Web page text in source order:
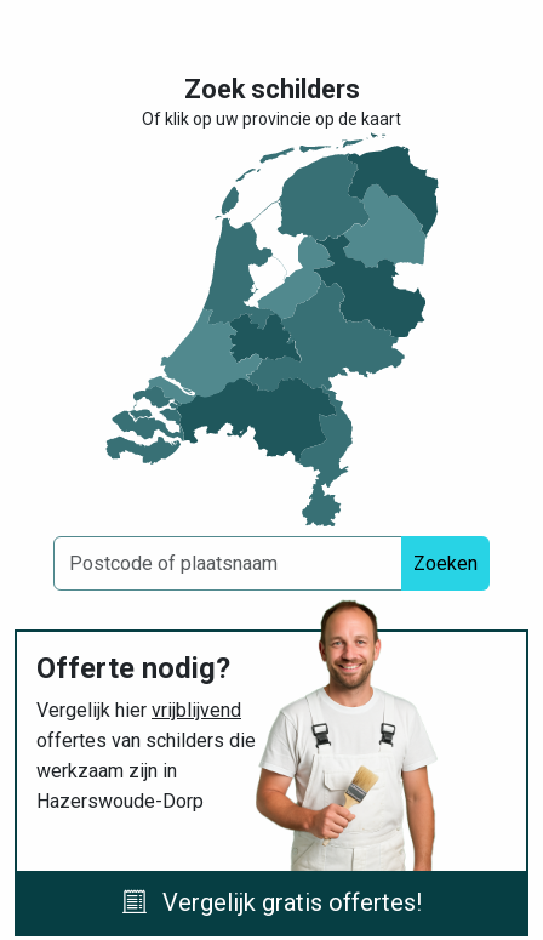
Zoek schilders
Of klik op uw provincie op de kaart
Zoeken
Offerte nodig?
Vergelijk hier vrijblijvend
offertes van schilders die
werkzaam zijn in
Hazerswoude-Dorp
Vergelijk gratis offertes!